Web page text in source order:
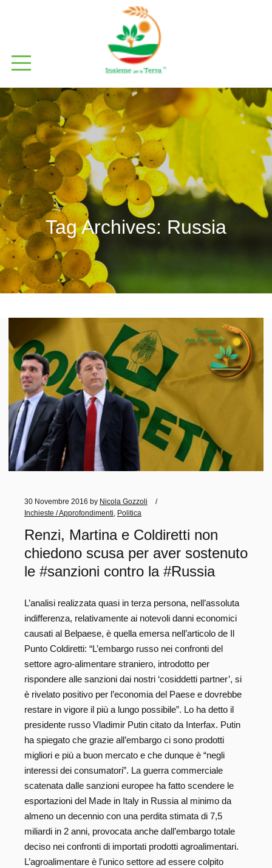
Tag Archives: Russia
30 Novembre 2016 by Nicola Gozzoli
Inchieste / Approfondimenti
Politica
Renzi, Martina e Coldiretti non
chiedono scusa per aver sostenuto
le #sanzioni contro la #Russia
L’analisi realizzata quasi in terza persona, nell’assoluta
indifferenza, relativamente ai notevoli danni economici
causati al Belpaese, è quella emersa nell’articolo de Il
Punto Coldiretti: “L’embargo russo nei confronti del
settore agro-alimentare straniero, introdotto per
rispondere alle sanzioni dai nostri ‘cosiddetti partner’, si
è rivelato positivo per l’economia del Paese e dovrebbe
restare in vigore il più a lungo possibile”. Lo ha detto il
presidente russo Vladimir Putin citato da Interfax. Putin
ha spiegato che grazie all’embargo ci sono prodotti
migliori e più a buon mercato e che dunque è “negli
interessi dei consumatori”. La guerra commerciale
scatenata dalle sanzioni europee ha fatto scendere le
esportazioni del Made in Italy in Russia al minimo da
almeno un decennio con una perdita stimata di 7,5
miliardi in 2 anni, provocata anche dall’embargo totale
deciso nei confronti di importati prodotti agroalimentari.
L’agroalimentare è l’unico settore ad essere colpito